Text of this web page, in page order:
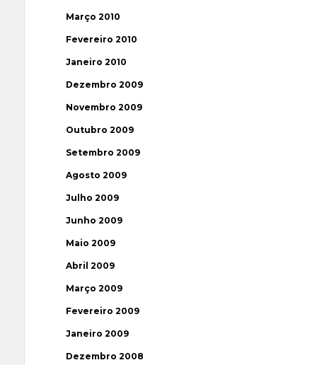
Março 2010
Fevereiro 2010
Janeiro 2010
Dezembro 2009
Novembro 2009
Outubro 2009
Setembro 2009
Agosto 2009
Julho 2009
Junho 2009
Maio 2009
Abril 2009
Março 2009
Fevereiro 2009
Janeiro 2009
Dezembro 2008